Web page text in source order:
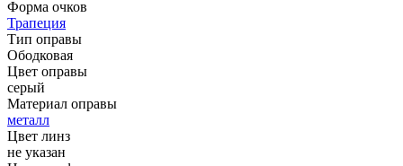
Форма очков
Трапеция
Тип оправы
Ободковая
Цвет оправы
серый
Материал оправы
металл
Цвет линз
не указан